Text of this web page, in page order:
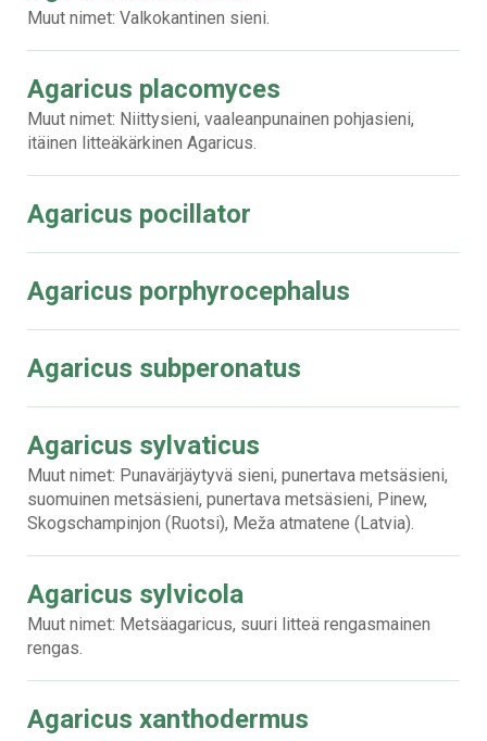
Muut nimet: Valkokantinen sieni.
Agaricus placomyces
Muut nimet: Niittysieni, vaaleanpunainen pohjasieni,
itäinen litteäkärkinen Agaricus.
Agaricus pocillator
Agaricus porphyrocephalus
Agaricus subperonatus
Agaricus sylvaticus
Muut nimet: Punavärjäytyvä sieni, punertava metsäsieni,
suomuinen metsäsieni, punertava metsäsieni, Pinew,
Skogschampinjon (Ruotsi), Meža atmatene (Latvia).
Agaricus sylvicola
Muut nimet: Metsäagaricus, suuri litteä rengasmainen
rengas.
Agaricus xanthodermus